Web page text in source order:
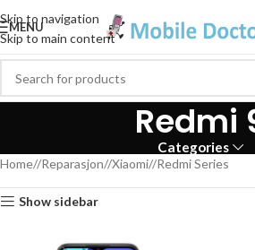
Skip to navigation
Skip to main content
MENU
Redmi
Categories
Home/ Reparasjon/ Xiaomi/ Redmi Series
Show sidebar